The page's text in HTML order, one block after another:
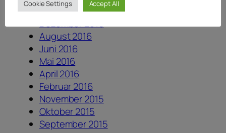
Juni 2017
Dezember 2016
August 2016
Juni 2016
Mai 2016
April 2016
Februar 2016
November 2015
Oktober 2015
September 2015
Cookie Settings Accept All